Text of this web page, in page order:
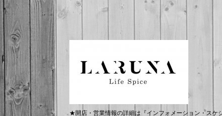
★開店・営業情報の詳細は『インフォメーション・ス